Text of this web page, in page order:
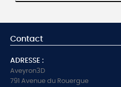
Contact
ADRESSE :
Aveyron3D
791 Avenue du Rouergue